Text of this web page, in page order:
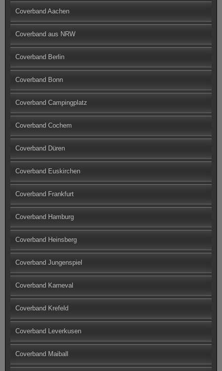
Coverband Aachen
Coverband aus NRW
Coverband Berlin
Coverband Bonn
Coverband Campingplatz
Coverband Cochem
Coverband Düren
Coverband Euskirchen
Coverband Frankfurt
Coverband Hamburg
Coverband Heinsberg
Coverband Jungenspiel
Coverband Karneval
Coverband Krefeld
Coverband Leverkusen
Coverband Maiball